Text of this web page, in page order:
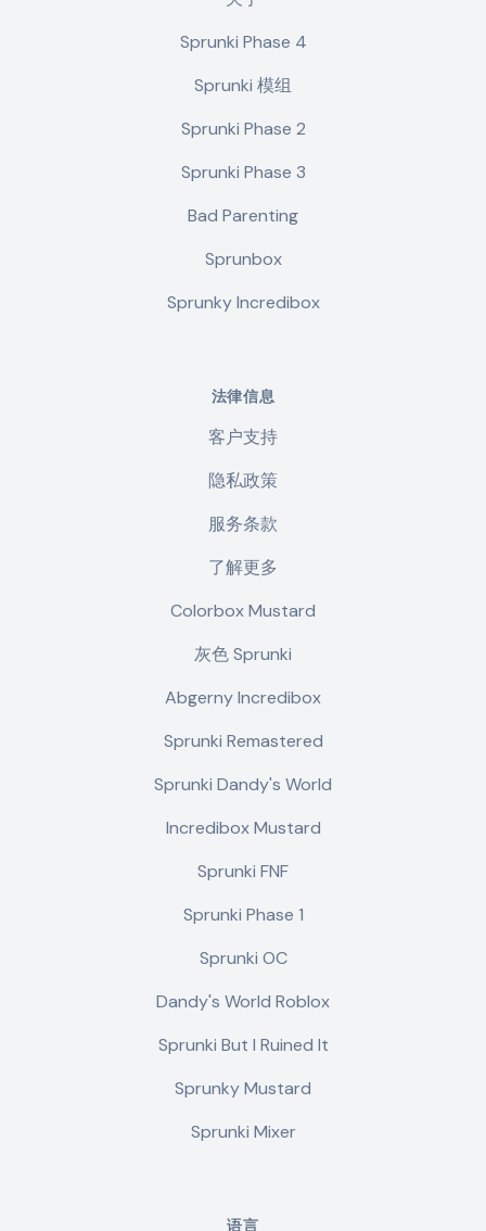
Sprunki Phase 4
Sprunki 模组
Sprunki Phase 2
Sprunki Phase 3
Bad Parenting
Sprunbox
Sprunky Incredibox
法律信息
客户支持
隐私政策
服务条款
了解更多
Colorbox Mustard
灰色 Sprunki
Abgerny Incredibox
Sprunki Remastered
Sprunki Dandy's World
Incredibox Mustard
Sprunki FNF
Sprunki Phase 1
Sprunki OC
Dandy's World Roblox
Sprunki But I Ruined It
Sprunky Mustard
Sprunki Mixer
语言